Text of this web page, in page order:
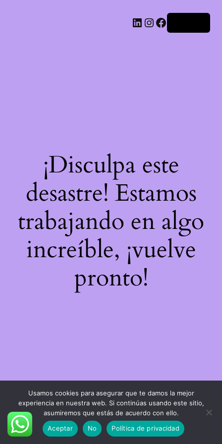
LinkedIn
Instagram
Facebook
¡Disculpa este
desastre! Estamos
trabajando en algo
increíble, ¡vuelve
pronto!
Usamos cookies para asegurar que te damos la mejor
experiencia en nuestra web. Si continúas usando este sitio,
asumiremos que estás de acuerdo con ello.
Aceptar
No Política de privacidad